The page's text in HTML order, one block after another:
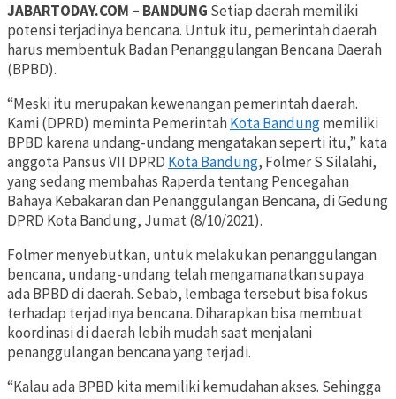
JABARTODAY.COM – BANDUNG Setiap daerah memiliki
potensi terjadinya bencana. Untuk itu, pemerintah daerah
harus membentuk Badan Penanggulangan Bencana Daerah
(BPBD).
“Meski itu merupakan kewenangan pemerintah daerah.
Kami (DPRD) meminta PemerintahKota Bandungmemiliki
BPBD karena undang-undang mengatakan seperti itu,” kata
anggota Pansus VII DPRD Kota Bandung, Folmer S Silalahi,
yang sedang membahas Raperda tentang Pencegahan
Bahaya Kebakaran dan Penanggulangan Bencana, di Gedung
DPRD Kota Bandung, Jumat (8/10/2021).
Folmer menyebutkan, untuk melakukan penanggulangan
bencana, undang-undang telah mengamanatkan supaya
ada BPBD di daerah. Sebab, lembaga tersebut bisa fokus
terhadap terjadinya bencana. Diharapkan bisa membuat
koordinasi di daerah lebih mudah saat menjalani
penanggulangan bencana yang terjadi.
“Kalau ada BPBD kita memiliki kemudahan akses. Sehingga